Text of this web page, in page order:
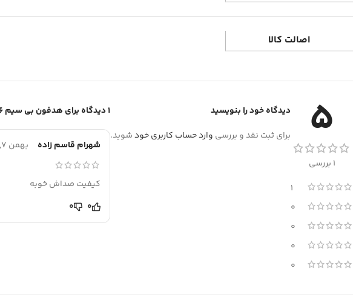
اصالت کالا
5
1 بررسی
1
0
0
0
0
1 دیدگاه برای هدفون بی سیم JBL Tune J-26
شهرام قاسم زاده بهمن 7, 1404
کیفیت صداش خوبه
0
0
دیدگاه خود را بنویسید
برای ثبت نقد و بررسی وارد حساب کاربری خودشوید.